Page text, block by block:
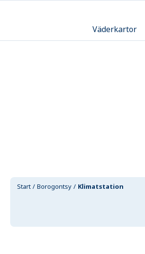
Väderkartor
Start Borogontsy
Klimatstation